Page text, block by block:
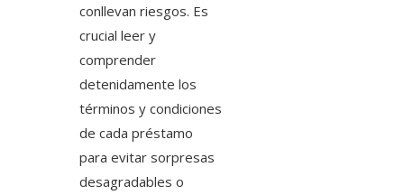
conllevan riesgos. Es
crucial leer y
comprender
detenidamente los
términos y condiciones
de cada préstamo
para evitar sorpresas
desagradables o